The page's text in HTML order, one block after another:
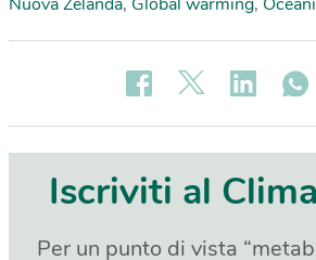
Iscriviti al
Per un punto di vista